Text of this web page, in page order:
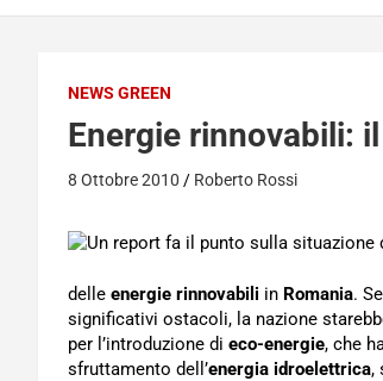
NEWS GREEN
Energie rinnovabili:
8 Ottobre 2010 Roberto Rossi
delle energie rinnovabili in Romania.
significativi ostacoli, la nazione
per l’introduzione di eco-energie, che
sfruttamento dell’energia idroelettrica,